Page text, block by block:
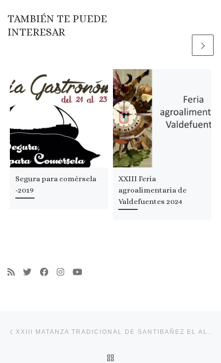
TAMBIÉN TE PUEDE
INTERESAR
Segura para comérsela
-2019
XXIII Feria
agroalimentaria de
Valdefuentes 2024